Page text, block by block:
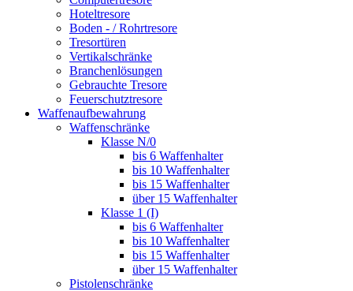
Hoteltresore
Boden - / Rohrtresore
Tresortüren
Vertikalschränke
Branchenlösungen
Gebrauchte Tresore
Feuerschutztresore
Waffenaufbewahrung
Waffenschränke
Klasse N/0
bis 6 Waffenhalter
bis 10 Waffenhalter
bis 15 Waffenhalter
über 15 Waffenhalter
Klasse 1 (I)
bis 6 Waffenhalter
bis 10 Waffenhalter
bis 15 Waffenhalter
über 15 Waffenhalter
Pistolenschränke